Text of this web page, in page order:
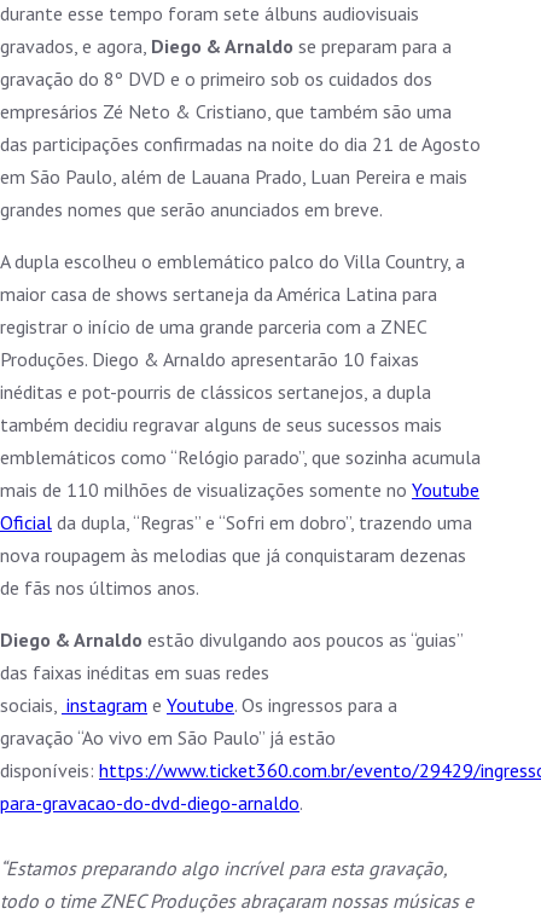
durante esse tempo foram sete álbuns audiovisuais
gravados, e agora, Diego & Arnaldo se preparam para a
gravação do 8º DVD e o primeiro sob os cuidados dos
empresários Zé Neto & Cristiano, que também são uma
das participações confirmadas na noite do dia 21 de Agosto
em São Paulo, além de Lauana Prado, Luan Pereira e mais
grandes nomes que serão anunciados em breve.
A dupla escolheu o emblemático palco do Villa Country, a
maior casa de shows sertaneja da América Latina para
registrar o início de uma grande parceria com a ZNEC
Produções. Diego & Arnaldo apresentarão 10 faixas
inéditas e pot-pourris de clássicos sertanejos, a dupla
também decidiu regravar alguns de seus sucessos mais
emblemáticos como “Relógio parado”, que sozinha acumula
mais de 110 milhões de visualizações somente no Youtube
Oficial da dupla, “Regras” e “Sofri em dobro”, trazendo uma
nova roupagem às melodias que já conquistaram dezenas
de fãs nos últimos anos.
Diego & Arnaldo estão divulgando aos poucos as “guias”
das faixas inéditas em suas redes
sociais, instagram e Youtube. Os ingressos para a
gravação “Ao vivo em São Paulo” já estão
disponíveis: https://www.ticket360.com.br/evento/29429/
para-gravacao-do-dvd-diego-arnaldo.
“Estamos preparando algo incrível para esta gravação,
todo o time ZNEC Produções abraçaram nossas músicas e